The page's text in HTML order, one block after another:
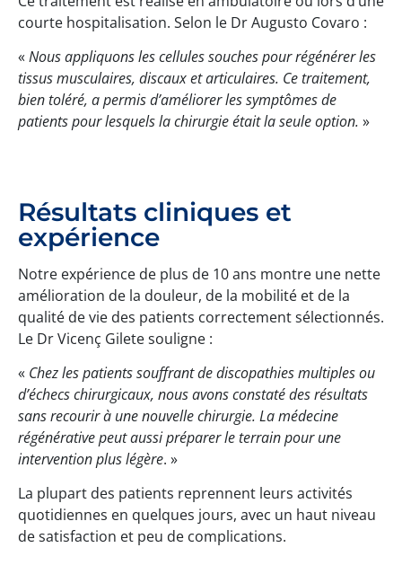
courte hospitalisation. Selon le Dr Augusto Covaro :
«Nous appliquons les cellules souches pour régénérer les
tissus musculaires, discaux et articulaires. Ce traitement,
bien toléré, a permis d’améliorer les symptômes de
patients pour lesquels la chirurgie était la seule option. »
Résultats cliniques et
expérience
Notre expérience de plus de 10 ans montre une nette
amélioration de la douleur, de la mobilité et de la
qualité de vie des patients correctement sélectionnés.
Le Dr Vicenç Gilete souligne :
« Chez les patients souffrant de discopathies multiples ou
d’échecs chirurgicaux, nous avons constaté des résultats
sans recourir à une nouvelle chirurgie. La médecine
régénérative peut aussi préparer le terrain pour une
intervention plus légère. »
La plupart des patients reprennent leurs activités
quotidiennes en quelques jours, avec un haut niveau
de satisfaction et peu de complications.